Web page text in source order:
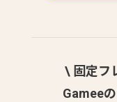
\ 固定フ
Gamee